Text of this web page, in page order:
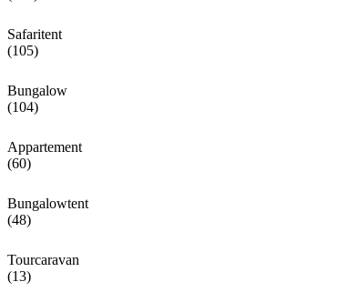
Safaritent
(105)
Bungalow
(104)
Appartement
(60)
Bungalowtent
(48)
Tourcaravan
(13)